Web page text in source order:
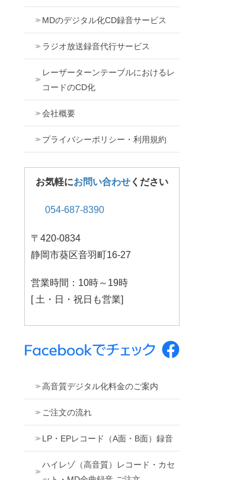
MDのデジタル化CD録音サービス
ラジオ放送録音代行サービス
レーザーターンテーブルにおけるレ
コードのCD化
会社概要
プライバシーポリシー・利用規約
お気軽にお問い合わせください
054-687-8390
〒420-0834
静岡市葵区音羽町16-27
営業時間：10時～19時
[ 土・日・祝日も営業]
高音質デジタル化料金のご案内
ご注文の流れ
LP・EPレコード（A面・B面）録音
ハイレゾ（高音質）レコード・カセ